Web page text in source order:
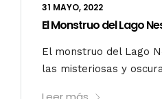
31 MAYO, 2022
El Monstruo del Lago
El monstruo del Lago
las misteriosas y